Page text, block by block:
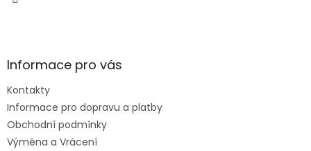
Informace pro vás
Kontakty
Informace pro dopravu a platby
Obchodní podmínky
Výměna a Vrácení